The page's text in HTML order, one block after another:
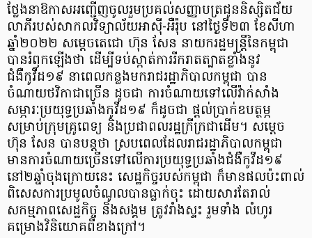
ថ្លែងនាឱកាសអញ្ជើញចូលរួមប្រគល់សញ្ញាបត្រជូននិស្សិតជ័យ
លាភីរបស់សាកលវិទ្យាល័យអាស៊ី-អឺរ៉ុប នៅថ្ងៃទី២៣ ខែសីហា
ឆ្នាំ២០២២ សម្ដេចតេជោ ហ៊ុន សែន នាយករដ្ឋមន្រ្តីនៃកម្ពុជា
បានរំឭកឡើងថា ដើម្បីទប់ស្កាត់ការរីករាតត្បាតខ្លាំងនូវ
ជំងឺកូវីដ១៩ នាពេលកន្លងមករាជរដ្ឋាភិបាលកម្ពុជា បាន
ចំណាយថវិកាជាច្រើន ដូចជា ការចំណាយទៅលើវ៉ាក់សាំង
សម្ភារៈប្រយុទ្ធប្រឆាំងកូវីដ១៩ ក៏ដូចជា ផ្ដល់ប្រាក់ឧបត្ថម្ភ
សម្រាប់ក្រុមគ្រូពេទ្យ និងប្រជាពលរដ្ឋក្រីក្រជាដើម។ សម្ដេច
ហ៊ុន សែន បានបន្តថា ស្របពេលដែលរាជរដ្ឋាភិបាលកម្ពុជា
មានការចំណាយច្រើនទៅលើការប្រយុទ្ធប្រឆាំងជំងឺកូវីដ១៩
នៅ២ឆ្នាំចុងក្រោយនេះ សេដ្ឋកិច្ចរបស់កម្ពុជា ក៏មានផលប៉ះពាល់
ពិសេសការប្រមូលចំណូលបានធ្លាក់ចុះ ដោយសារតែរាល់
សកម្មភាពសេដ្ឋកិច្ច និងសង្គម ត្រូវរាំងស្ទះ រួមទាំង លំហូរ
គម្រោងវិនិយោគពីខាងក្រៅ។